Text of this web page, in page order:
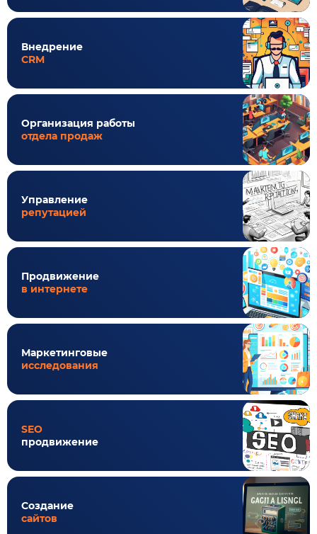
Внедрение
CRM
Организация работы
отдела продаж
Управление
репутацией
Продвижение
в интернете
Маркетинговые
исследования
SEO
продвижение
Создание
сайтов